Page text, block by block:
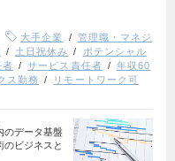
大手企業
管理職・マネジ
土日祝休み
ポテンシャル
サービス責任者
年収60
ス勤務
リモートワーク可
データ基盤
のビジネスと